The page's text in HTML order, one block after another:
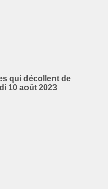
qui décollent de
10 août 2023